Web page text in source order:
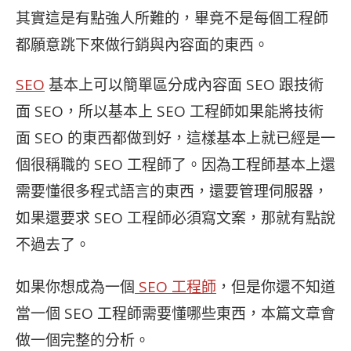
其實這是有點強人所難的，畢竟不是每個工程師
都願意跳下來做行銷與內容面的東西。
SEO 基本上可以簡單區分成內容面 SEO 跟技術
面 SEO，所以基本上 SEO 工程師如果能將技術
面 SEO 的東西都做到好，這樣基本上就已經是一
個很稱職的 SEO 工程師了。因為工程師基本上還
需要懂很多程式語言的東西，還要管理伺服器，
如果還要求 SEO 工程師必須寫文案，那就有點說
不過去了。
如果你想成為一個 SEO 工程師 ，但是你還不知道
當一個 SEO 工程師需要懂哪些東西，本篇文章會
做一個完整的分析。